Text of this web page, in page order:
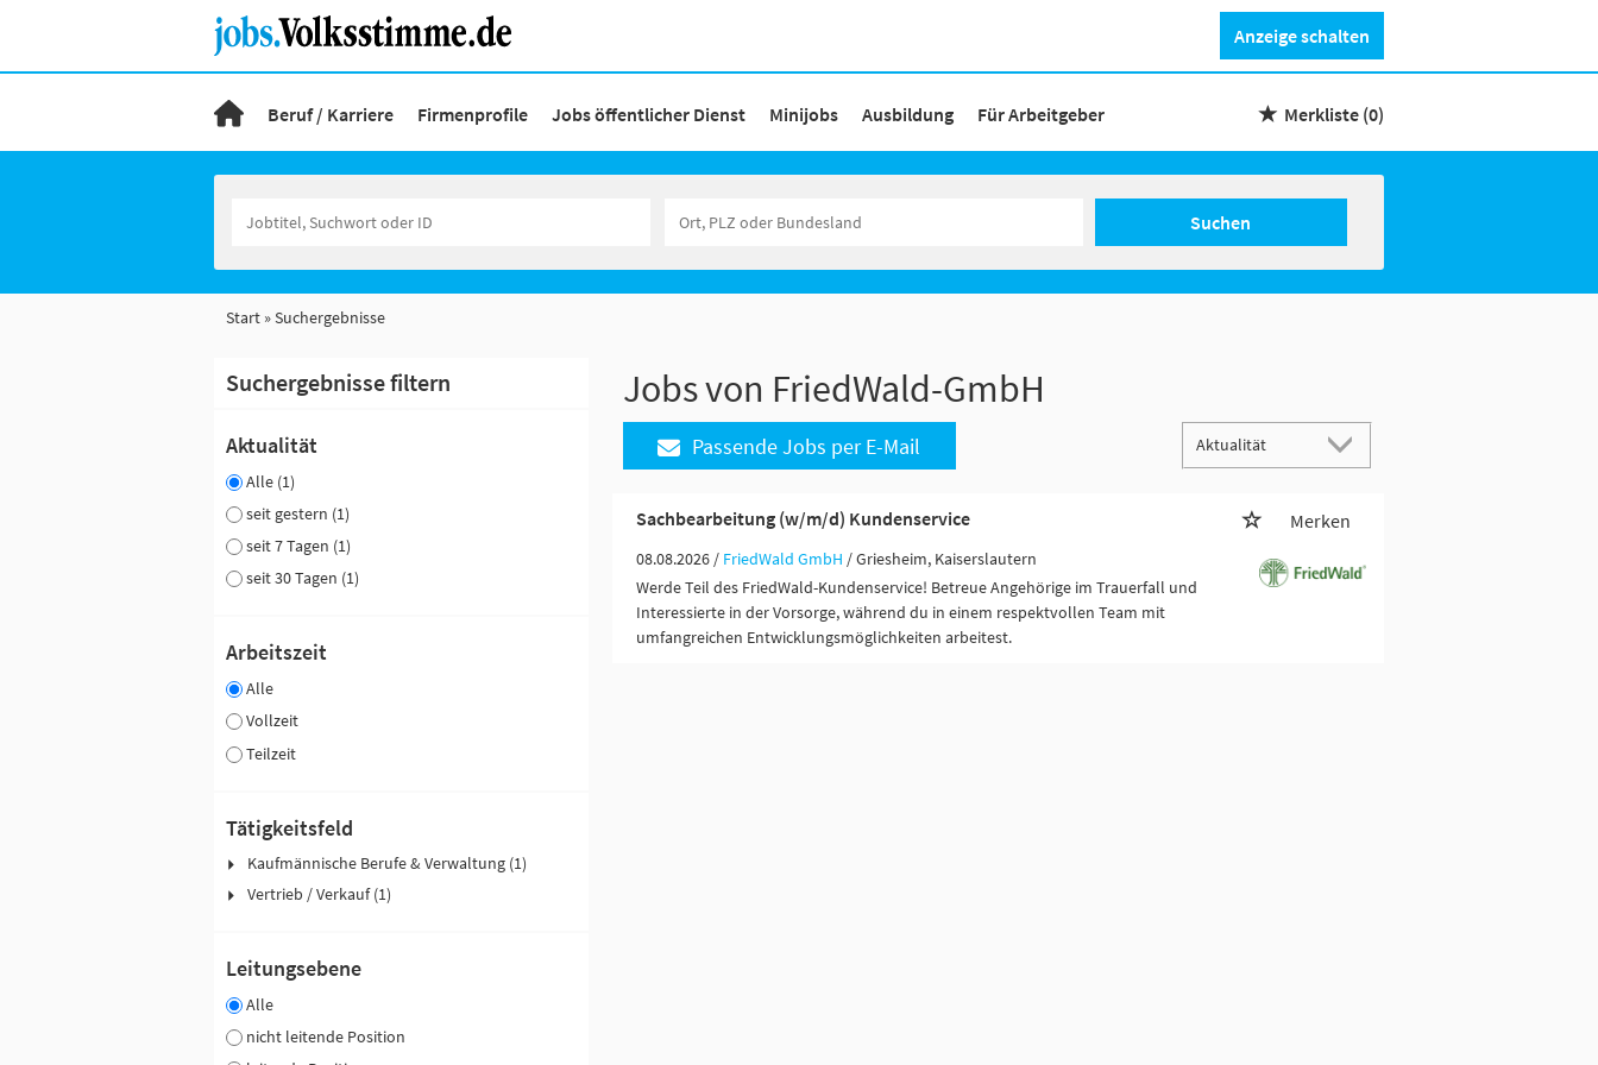
Anzeige schalten
Beruf / Karriere Firmenprofile Jobs öffentlicher Dienst Minijobs Ausbildung Für Arbeitgeber Merkliste (0)
Suchen
Start Suchergebnisse
Suchergebnisse filtern
Aktualität
Alle (1)
seit gestern (1)
seit 7 Tagen (1)
seit 30 Tagen (1)
Arbeitszeit
Alle
Vollzeit
Teilzeit
Tätigkeitsfeld
Kaufmännische Berufe & Verwaltung (1)
Vertrieb / Verkauf (1)
Leitungsebene
Alle
nicht leitende Position
Jobs von FriedWald-GmbH
Passende Jobs per E-Mail
Sachbearbeitung (w/m/d) Kundenservice Merken
08.08.2026 / FriedWald GmbH / Griesheim, Kaiserslautern
Werde Teil des FriedWald-Kundenservice! Betreue Angehörige im Trauerfall und
Interessierte in der Vorsorge, während du in einem respektvollen Team mit
umfangreichen Entwicklungsmöglichkeiten arbeitest.